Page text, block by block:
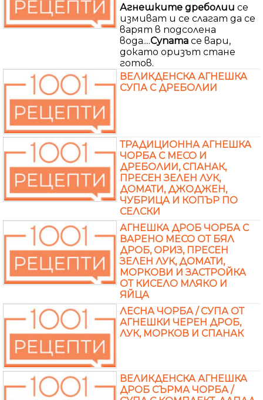
Агнешките дреболии се
измиват и се слагат да се
варят в подсолена
вода....Супата се вари,
докато оризът стане
готов.
ВЕЛИКДЕНСКА АГНЕШКА
СУПА С ДРЕБОЛИИ
ТРАДИЦИОННА АГНЕШКА
ЧОРБА С МЕСО И
ДРЕБОЛИИ, СПАНАК,
ПРЕСЕН ЗЕЛЕН ЛУК,
ДОМАТИ, ДЖОДЖЕН,
ЧУБРИЦА И КОПЪР ПО
СЕЛСКИ
АГНЕШКА ДРОБ ЧОРБА С
ВАРЕНО МЕСО ОТ БЯЛ
ДРОБ, ОРИЗ, ПРЕСЕН
ЗЕЛЕН ЛУК, ДОМАТИ,
МОРКОВИ И ЗАСТРОЙКА
ОТ КИСЕЛО МЛЯКО И
ЯЙЦА
ЛЕСНА ЧОРБА / СУПА ОТ
АГНЕШКИ ЧЕРЕН ДРОБ,
ЛУК, МОРКОВ И СПАНАК
ВЕЛИКДЕНСКА АГНЕШКА
ДРОБ СЪРМА ЧОРБА /